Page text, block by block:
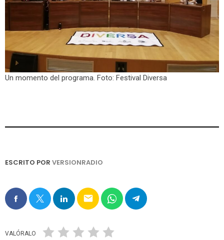
Un momento del programa. Foto: Festival Diversa
ESCRITO POR VERSIONRADIO
email
VALÓRALO